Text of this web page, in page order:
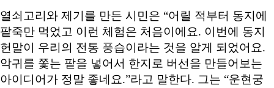
열쇠고리와 제기를 만든 시민은 “어릴 적부터 동지에
팥죽만 먹었고 이런 체험은 처음이에요. 이번에 동지
헌말이 우리의 전통 풍습이라는 것을 알게 되었어요.
악귀를 쫓는 팥을 넣어서 한지로 버선을 만들어보는
아이디어가 정말 좋네요.”라고 말한다. 그는 “운현궁